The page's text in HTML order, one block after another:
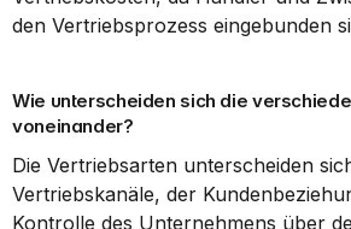
den Vertriebsprozess eingebunden
Wie unterscheiden sich die
voneinander?
Die Vertriebsarten unterscheiden
Vertriebskanäle, der
Kontrolle des Unternehmens über